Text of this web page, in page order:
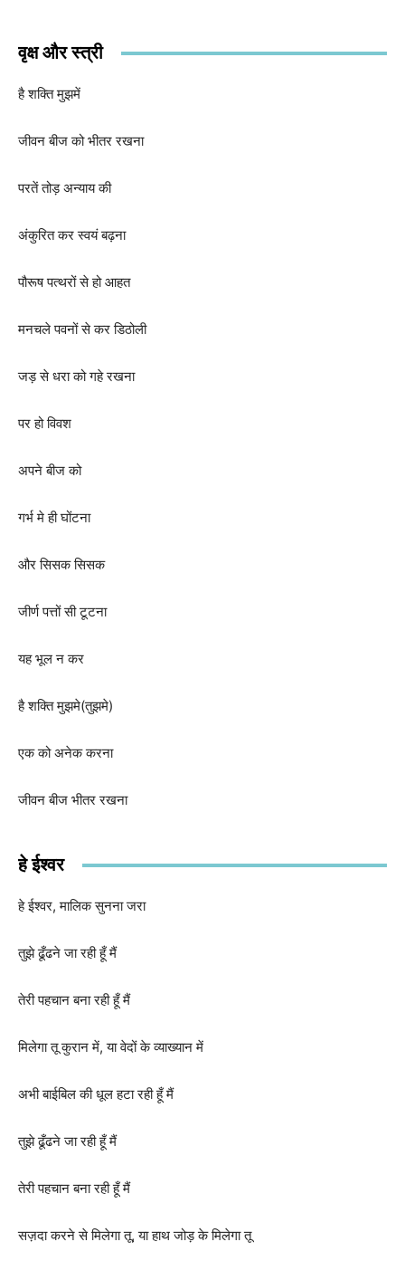
वृक्ष और स्त्री
है शक्ति मुझमें
जीवन बीज को भीतर रखना
परतें तोड़ अन्याय की
अंकुरित कर स्वयं बढ़ना
पौरूष पत्थरों से हो आहत
मनचले पवनों से कर डिठोली
जड़ से धरा को गहे रखना
पर हो विवश
अपने बीज को
गर्भ मे ही घोंटना
और सिसक सिसक
जीर्ण पत्तों सी टूटना
यह भूल न कर
है शक्ति मुझमे(तुझमे)
एक को अनेक करना
जीवन बीज भीतर रखना
हे ईश्वर
हे ईश्वर, मालिक सुनना जरा
तुझे ढूँढने जा रही हूँ मैं
तेरी पहचान बना रही हूँ मैं
मिलेगा तू कुरान में, या वेदों के व्याख्यान में
अभी बाईबिल की धूल हटा रही हूँ मैं
तुझे ढूँढने जा रही हूँ मैं
तेरी पहचान बना रही हूँ मैं
सज़दा करने से मिलेगा तू, या हाथ जोड़ के मिलेगा तू